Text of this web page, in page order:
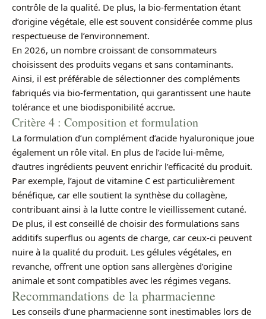
contrôle de la qualité. De plus, la bio-fermentation étant
d’origine végétale, elle est souvent considérée comme plus
respectueuse de l’environnement.
En 2026, un nombre croissant de consommateurs
choisissent des produits vegans et sans contaminants.
Ainsi, il est préférable de sélectionner des compléments
fabriqués via bio-fermentation, qui garantissent une haute
tolérance et une biodisponibilité accrue.
Critère 4 : Composition et formulation
La formulation d’un complément d’acide hyaluronique joue
également un rôle vital. En plus de l’acide lui-même,
d’autres ingrédients peuvent enrichir l’efficacité du produit.
Par exemple, l’ajout de vitamine C est particulièrement
bénéfique, car elle soutient la synthèse du collagène,
contribuant ainsi à la lutte contre le vieillissement cutané.
De plus, il est conseillé de choisir des formulations sans
additifs superflus ou agents de charge, car ceux-ci peuvent
nuire à la qualité du produit. Les gélules végétales, en
revanche, offrent une option sans allergènes d’origine
animale et sont compatibles avec les régimes vegans.
Recommandations de la pharmacienne
Les conseils d’une pharmacienne sont inestimables lors de